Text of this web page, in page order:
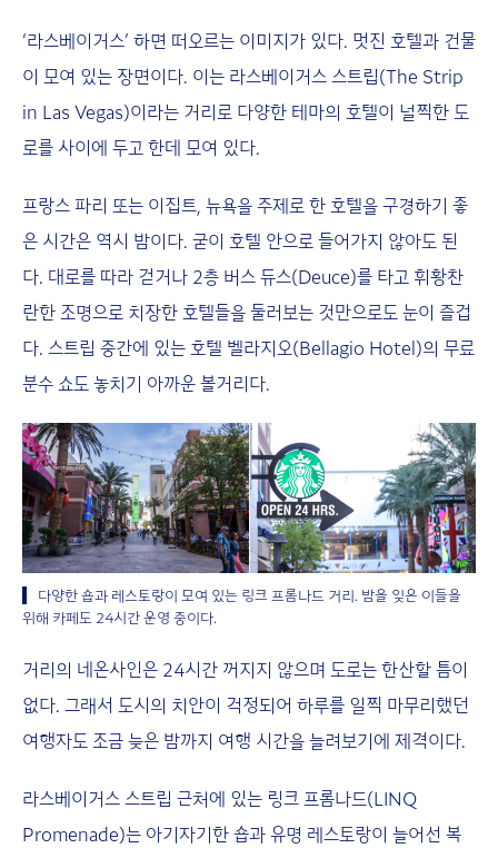
‘라스베이거스’ 하면 떠오르는 이미지가 있다. 멋진 호텔과 건물
이 모여 있는 장면이다. 이는 라스베이거스 스트립(The Strip
in Las Vegas)이라는 거리로 다양한 테마의 호텔이 널찍한 도
로를 사이에 두고 한데 모여 있다.
프랑스 파리 또는 이집트, 뉴욕을 주제로 한 호텔을 구경하기 좋
은 시간은 역시 밤이다. 굳이 호텔 안으로 들어가지 않아도 된
다. 대로를 따라 걷거나 2층 버스 듀스(Deuce)를 타고 휘황찬
란한 조명으로 치장한 호텔들을 둘러보는 것만으로도 눈이 즐겁
다. 스트립 중간에 있는 호텔 벨라지오(Bellagio Hotel)의 무료
분수 쇼도 놓치기 아까운 볼거리다.
다양한 숍과 레스토랑이 모여 있는 링크 프롬나드 거리. 밤을 잊은 이들을
위해 카페도 24시간 운영 중이다.
거리의 네온사인은 24시간 꺼지지 않으며 도로는 한산할 틈이
없다. 그래서 도시의 치안이 걱정되어 하루를 일찍 마무리했던
여행자도 조금 늦은 밤까지 여행 시간을 늘려보기에 제격이다.
라스베이거스 스트립 근처에 있는 링크 프롬나드(LINQ
Promenade)는 아기자기한 숍과 유명 레스토랑이 늘어선 복